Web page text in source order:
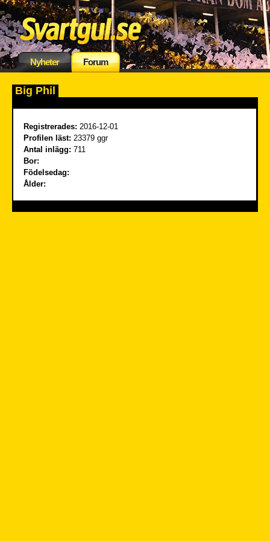
Nyheter Forum
Big Phil
Registrerades: 2016-12-01
Profilen läst: 23379 ggr
Antal inlägg: 711
Bor:
Födelsedag:
Ålder: